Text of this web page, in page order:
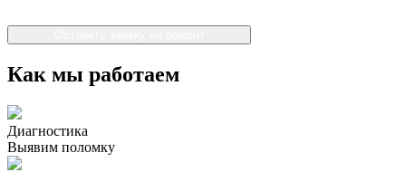
Как мы работаем
Диагностика
Выявим поломку